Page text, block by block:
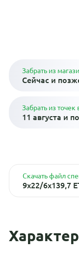
Забрать из
Сейчас и
Забрать из
11 августа и
Скачать файл
9x22/6x139,7